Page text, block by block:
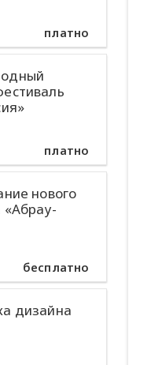
платно
платно
нового
«Абрау-
бесплатно
дизайна